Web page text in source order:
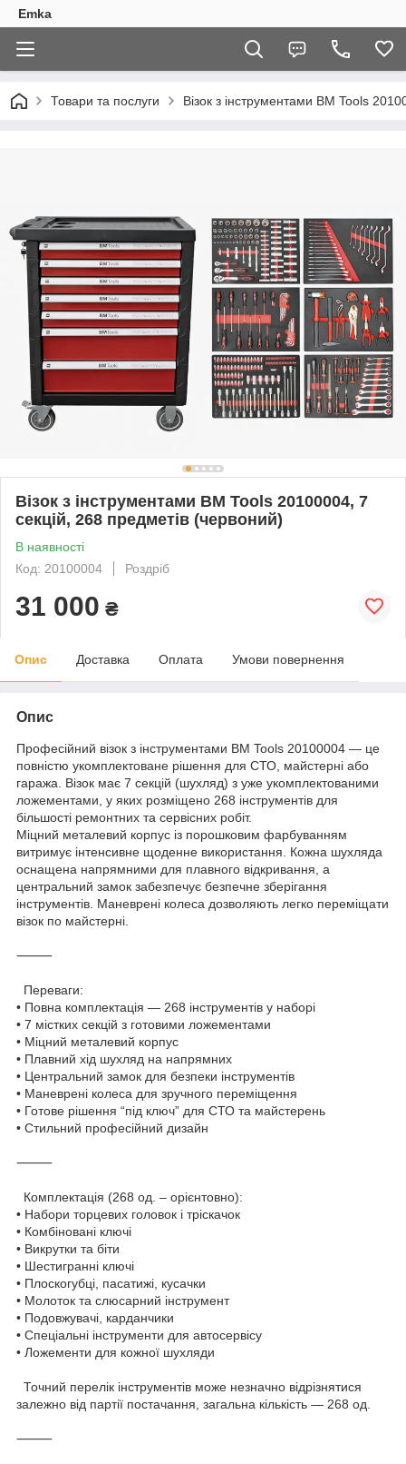
Emka
Товари та послуги Візок з інструментами BM Tools
Візок з інструментами BM Tools 20100004, 7
секцій, 268 предметів (червоний)
В наявності
Код: 20100004
Роздріб
31 000 ₴
Опис Доставка Оплата Умови повернення
Опис
Професійний візок з інструментами BM Tools 20100004 — це
повністю укомплектоване рішення для СТО, майстерні або
гаража. Візок має 7 секцій (шухляд) з уже укомплектованими
ложементами, у яких розміщено 268 інструментів для
більшості ремонтних та сервісних робіт.
Міцний металевий корпус із порошковим фарбуванням
витримує інтенсивне щоденне використання. Кожна шухляда
оснащена напрямними для плавного відкривання, а
центральний замок забезпечує безпечне зберігання
інструментів. Маневрені колеса дозволяють легко переміщати
візок по майстерні.
⸻
Переваги:
• Повна комплектація — 268 інструментів у наборі
• 7 містких секцій з готовими ложементами
• Міцний металевий корпус
• Плавний хід шухляд на напрямних
• Центральний замок для безпеки інструментів
• Маневрені колеса для зручного переміщення
• Готове рішення “під ключ” для СТО та майстерень
• Стильний професійний дизайн
⸻
Комплектація (268 од. – орієнтовно):
• Набори торцевих головок і тріскачок
• Комбіновані ключі
• Викрутки та біти
• Шестигранні ключі
• Плоскогубці, пасатижі, кусачки
• Молоток та слюсарний інструмент
• Подовжувачі, карданчики
• Спеціальні інструменти для автосервісу
• Ложементи для кожної шухляди
Точний перелік інструментів може незначно відрізнятися
залежно від партії постачання, загальна кількість — 268 од.
⸻